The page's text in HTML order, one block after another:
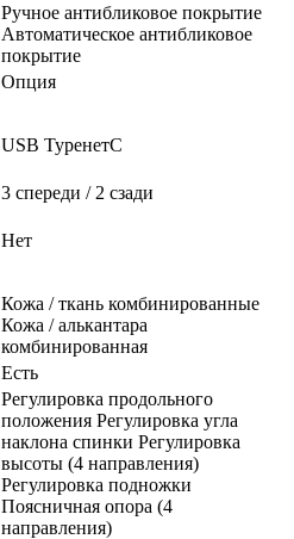
Ручное антибликовое покрытие
Автоматическое антибликовое
покрытие
Опция
USB TypeнетC
3 спереди / 2 сзади
Нет
Кожа / ткань комбинированные
Кожа / алькантара
комбинированная
Есть
Регулировка продольного
положения Регулировка угла
наклона спинки Регулировка
высоты (4 направления)
Регулировка подножки
Поясничная опора (4
направления)